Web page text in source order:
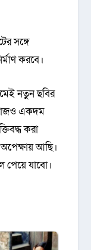
সঙ্গে
করবে।
নতুন ছবির
একদম
করা
আছি।
পেয়ে যাবো।